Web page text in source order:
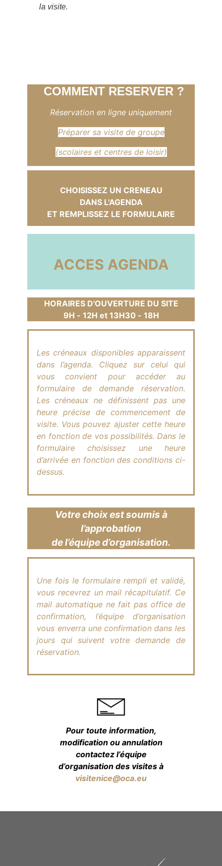
la visite.
COMMENT RESERVER ?
Réservation en ligne uniquement
Préparer sa visite de groupe
(scolaires et centres de loisir)
CHOISISSEZ UN CRENEAU
DANS L'AGENDA
ET REMPLISSEZ LE FORMULAIRE
ACCES AGENDA
HORAIRES D'OUVERTURE DU SITE
9H - 12H et 13H30 - 18H
Les créneaux disponibles apparaissent
dans l’agenda. Cliquez sur celui qui
vous convient pour accéder au
formulaire de demande réservation.
Les créneaux ne définissent pas une
heure précise de commencement de
visite. Vous pouvez ajuster cette heure
en fonction de vos possibilités. Dans le
formulaire choisissez une heure
d’arrivée en fonction des conditions ci-
dessus.
Votre choix est soumis à
l’approbation
de l’équipe d’organisation.
Une fois le formulaire rempli et validé,
vous recevrez un mail récapitulatif. Ce
mail automatique ne fait pas office de
confirmation, l’équipe d’organisation
vous enverra une confirmation dans les
jours qui suivent votre demande de
réservation.
Pour toute information,
modification ou annulation
contactez l’équipe
d’organisation des visites à
visitenice@oca.eu